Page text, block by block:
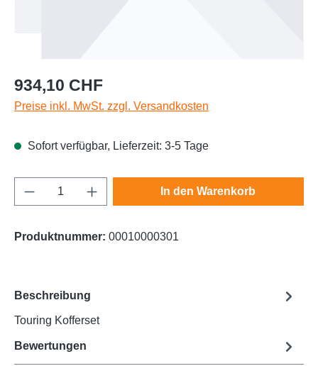
Regulärer Preis:
934,10 CHF
Preise inkl. MwSt. zzgl. Versandkosten
Sofort verfügbar, Lieferzeit: 3-5 Tage
Produkt Anzahl: Gib den gewünschten
In den Warenkorb
Produktnummer: 00010000301
Beschreibung
Touring Kofferset
Bewertungen